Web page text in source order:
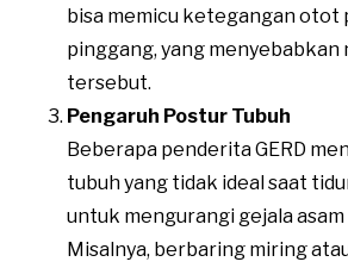
bisa memicu ketegangan otot
pinggang, yang menyebabkan
tersebut​.
Pengaruh Postur Tubuh
Beberapa penderita GERD
tubuh yang tidak ideal saat
untuk mengurangi gejala asam
Misalnya, berbaring miring